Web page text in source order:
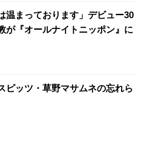
温まっております」デビュー30
が『オールナイトニッポン』に
ッツ・草野マサムネの忘れら